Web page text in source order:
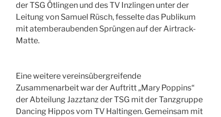
der TSG Ötlingen und des TV Inzlingen unter der
Leitung von Samuel Rüsch, fesselte das Publikum
mit atemberaubenden Sprüngen auf der Airtrack-
Matte.
Eine weitere vereinsübergreifende
Zusammenarbeit war der Auftritt „Mary Poppins“
der Abteilung Jazztanz der TSG mit der Tanzgruppe
Dancing Hippos vom TV Haltingen. Gemeinsam mit